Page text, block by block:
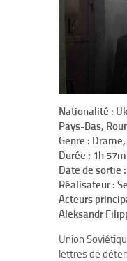
Nationalité :
Pays-Bas,
Genre :
Durée : 1h
Date de sortie
Réalisateur :
Acteurs
Aleksandr
Union
lettres de